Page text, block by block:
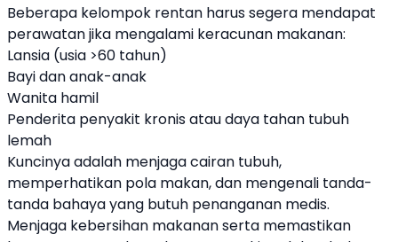
Beberapa kelompok rentan harus segera mendapat
perawatan jika mengalami keracunan makanan:
Lansia (usia >60 tahun)
Bayi dan anak-anak
Wanita hamil
Penderita penyakit kronis atau daya tahan tubuh
lemah
Kuncinya adalah menjaga cairan tubuh,
memperhatikan pola makan, dan mengenali tanda-
tanda bahaya yang butuh penanganan medis.
Menjaga kebersihan makanan serta memastikan